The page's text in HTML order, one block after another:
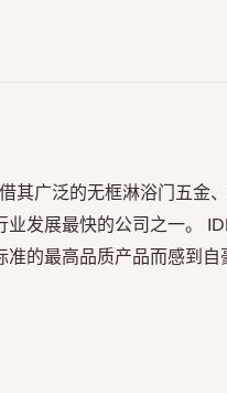
其广泛的无框淋浴门五金
发展最快的公司之一。
的最高品质产品而感到自